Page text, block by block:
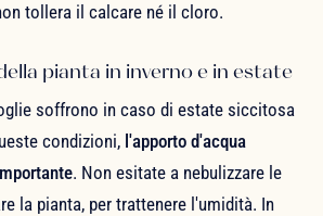
tollera il calcare né il cloro.
pianta in inverno e in estate
soffrono in caso di estate siccitosa
condizioni, l'apporto d'acqua
. Non esitate a nebulizzare le
la pianta, per trattenere l'umidità. In